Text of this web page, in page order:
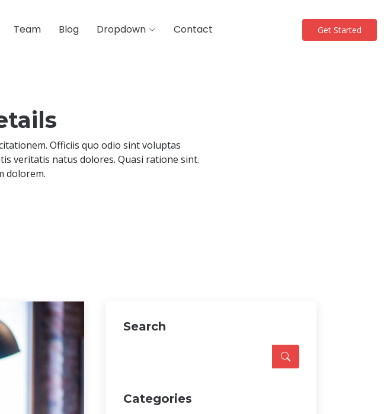
Team Blog Dropdown Contact Get Started
Officiis quo odio sint voluptas
veritatis natus dolores. Quasi ratione sint.
dolorem.
Search
Categories